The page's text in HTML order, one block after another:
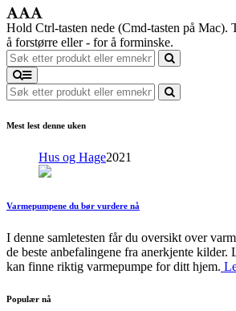
Hold Ctrl-tasten nede (Cmd-tasten på Mac).
å forstørre eller - for å forminske.
Mest lest denne uken
Hus og Hage2021
Varmepumpene du bør vurdere nå
I denne samletesten får du oversikt over
de beste anbefalingene fra anerkjente kilder.
kan finne riktig varmepumpe for ditt hjem.
Populær nå